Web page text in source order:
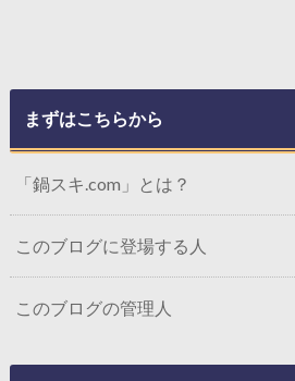
まずはこちらから
「鍋スキ.com」とは？
このブログに登場する人
このブログの管理人